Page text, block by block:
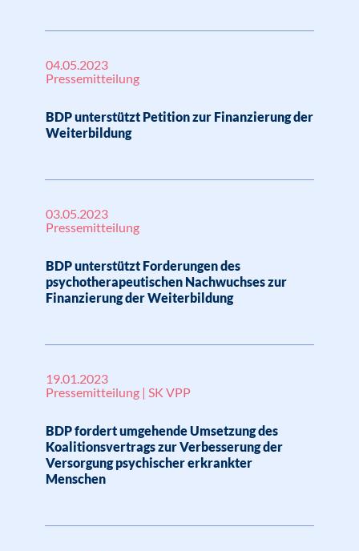
04.05.2023
Pressemitteilung
BDP unterstützt Petition zur Finanzierung der
Weiterbildung
03.05.2023
Pressemitteilung
BDP unterstützt Forderungen des
psychotherapeutischen Nachwuchses zur
Finanzierung der Weiterbildung
19.01.2023
Pressemitteilung | SK VPP
BDP fordert umgehende Umsetzung des
Koalitionsvertrags zur Verbesserung der
Versorgung psychischer erkrankter
Menschen